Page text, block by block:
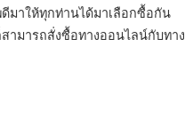
มาให้ทุกท่านได้มาเลือกซื้อกัน
สามารถสั่งซื้อทางออนไลน์กับทาง